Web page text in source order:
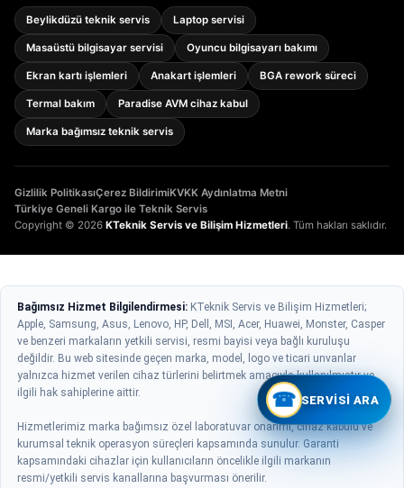
Beylikdüzü teknik servis Laptop servisi
Masaüstü bilgisayar servisi Oyuncu bilgisayarı bakımı
Ekran kartı işlemleri Anakart işlemleri BGA rework süreci
Termal bakım Paradise AVM cihaz kabul
Marka bağımsız teknik servis
Copyright © 2026 KTeknik Servis ve Bilişim Hizmetleri. Tüm hakları saklıdır.
Gizlilik PolitikasıÇerez BildirimiKVKK Aydınlatma Metni
Türkiye Geneli Kargo ile Teknik Servis
☎ SERVISI ARA
Bağımsız Hizmet Bilgilendirmesi: KTeknik Servis ve Bilişim Hizmetleri;
Apple, Samsung, Asus, Lenovo, HP, Dell, MSI, Acer, Huawei, Monster, Casper
ve benzeri markaların yetkili servisi, resmi bayisi veya bağlı kuruluşu
değildir. Bu web sitesinde geçen marka, model, logo ve ticari unvanlar
yalnızca hizmet verilen cihaz türlerini belirtmek amacıyla kullanılmıştır ve
ilgili hak sahiplerine aittir.
Hizmetlerimiz marka bağımsız özel laboratuvar onarımı, cihaz kabulü ve
kurumsal teknik operasyon süreçleri kapsamında sunulur. Garanti
kapsamındaki cihazlar için kullanıcıların öncelikle ilgili markanın
resmi/yetkili servis kanallarına başvurması önerilir.